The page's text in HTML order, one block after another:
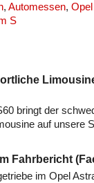
, Automessen, Opel
S
bringt der
auf unsere
Fahrbericht
im Opel